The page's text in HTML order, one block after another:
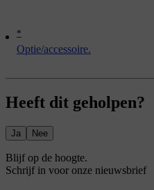
*
Optie/accessoire.
Heeft dit geholpen?
Ja Nee